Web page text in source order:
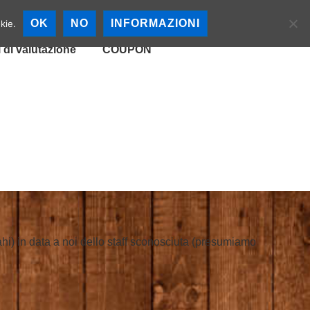
Mappa Birrerie
di valutazione COUPON
in data a noi dello staff sconosciuta (presumiamo
OK NO INFORMAZIONI